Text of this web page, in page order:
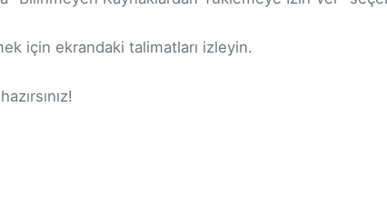
için ekrandaki talimatları izleyin.